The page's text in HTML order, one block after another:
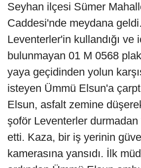
Seyhan ilçesi Sümer
Caddesi'nde meydana
Leventerler'in kullandığı ve
bulunmayan 01 M 0568
yaya geçidinden yolun
isteyen Ümmü Elsun'a
Elsun, asfalt zemine
şoför Leventerler
etti. Kaza, bir iş yerinin
kamerasına yansıdı. İlk